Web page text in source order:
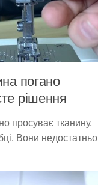
погано
рішення
просуває тканину,
Вони недостатньо